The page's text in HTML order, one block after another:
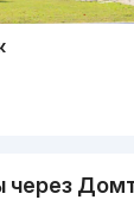
через